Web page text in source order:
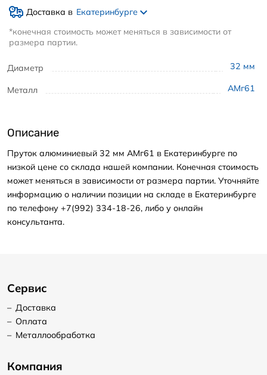
Диаметр 32 мм
Металл АМг61
Доставка в Екатеринбурге
*конечная стоимость может меняться в зависимости от
размера партии.
Описание
Пруток алюминиевый 32 мм АМг61 в Екатеринбурге по
низкой цене со склада нашей компании. Конечная стоимость
может меняться в зависимости от размера партии. Уточняйте
информацию о наличии позиции на складе в Екатеринбурге
по телефону +7(992) 334-18-26, либо у онлайн
консультанта.
Сервис
– Доставка
– Оплата
– Металлообработка
Компания